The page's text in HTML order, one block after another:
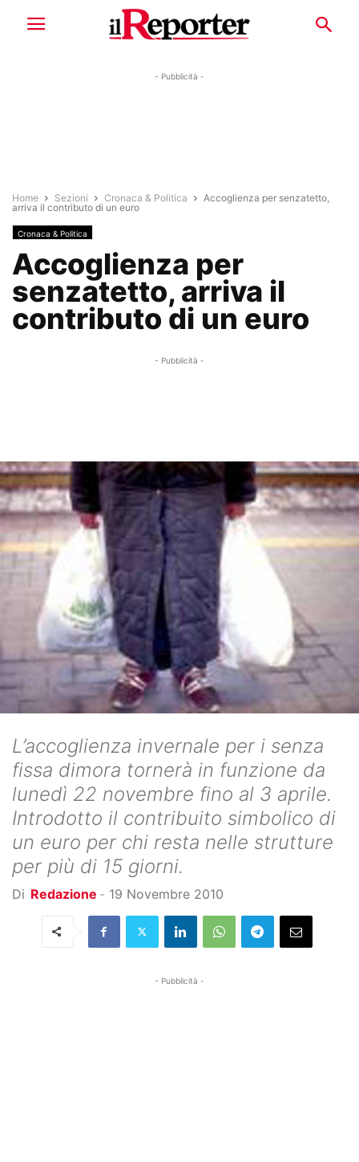
- Pubblicità -
Home Sezioni Cronaca & Politica
Accoglienza per senzatetto,
arriva il contributo di un euro
Cronaca & Politica
Accoglienza per
senzatetto, arriva il
contributo di un euro
- Pubblicità -
L’accoglienza invernale per i senza
fissa dimora tornerà in funzione da
lunedì 22 novembre fino al 3 aprile.
Introdotto il contribuito simbolico di
un euro per chi resta nelle strutture
per più di 15 giorni.
Di Redazione - 19 Novembre 2010
- Pubblicità -